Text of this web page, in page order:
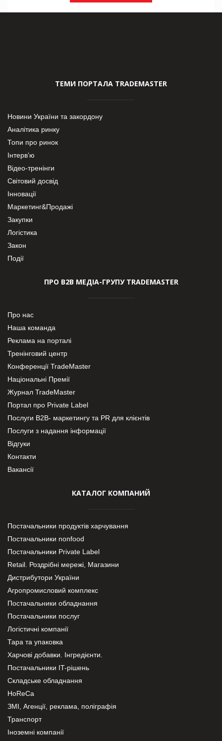
ТЕМИ ПОРТАЛА TRADEMASTER
Новини України та закордону
Аналітика ринку
Топи про ринок
Інтерв’ю
Відео-тренінги
Світовий досвід
Інновації
Маркетинг&Продажі
Закупки
Логістика
Закон
Події
ПРО В2В МЕДІА-ГРУПУ TRADEMASTER
Про нас
Наша команда
Реклама на порталі
Тренінговий центр
Конференції TradeMaster
Національні Премії
Журнал TradeMaster
Портал про Private Label
Послуги В2В- маркетингу та PR для клієнтів
Послуги з надання інформації
Відгуки
Контакти
Вакансії
КАТАЛОГ КОМПАНИЙ
Постачальники продуктів харчування
Постачальники nonfood
Постачальники Private Label
Retail. Роздрібні мережі, Магазини
Дистрибутори України
Агропромисловий комплекс
Постачальники обладнання
Постачальники послуг
Логістичні компанії
Тара та упаковка
Харчові добавки. Інгредієнти.
Постачальники IT-рішень
Складське обладнання
HoReCa
ЗМІ, Агенції, реклама, поліграфія
Транспорт
Іноземні компанії